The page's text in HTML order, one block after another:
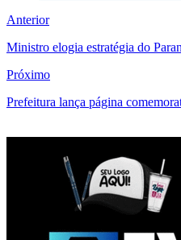
Anterior
Ministro elogia estratégia do
Próximo
Prefeitura lança página